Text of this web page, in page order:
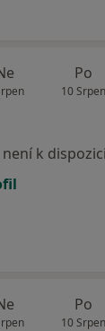
Po
10 Srpen
k dispozici
Po
10 Srpen